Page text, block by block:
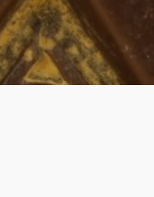
WarenkorbWiderrufsbelehrung